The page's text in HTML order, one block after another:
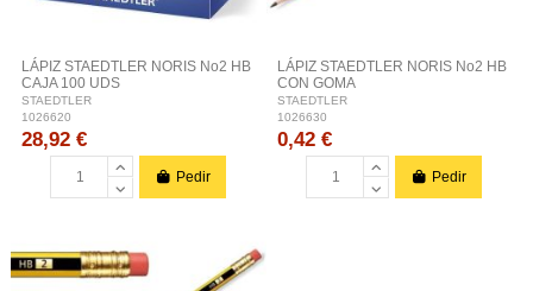
LÁPIZ STAEDTLER NORIS No2 HB
CAJA 100 UDS
STAEDTLER
1026620
28,92 €
Pedir
LÁPIZ STAEDTLER NORIS No2 HB
CON GOMA
STAEDTLER
1026630
0,42 €
Pedir